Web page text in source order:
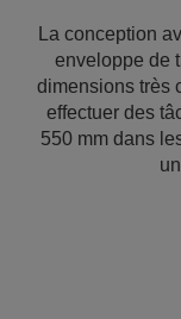
La conception
enveloppe de
dimensions très
effectuer des
550 mm dans